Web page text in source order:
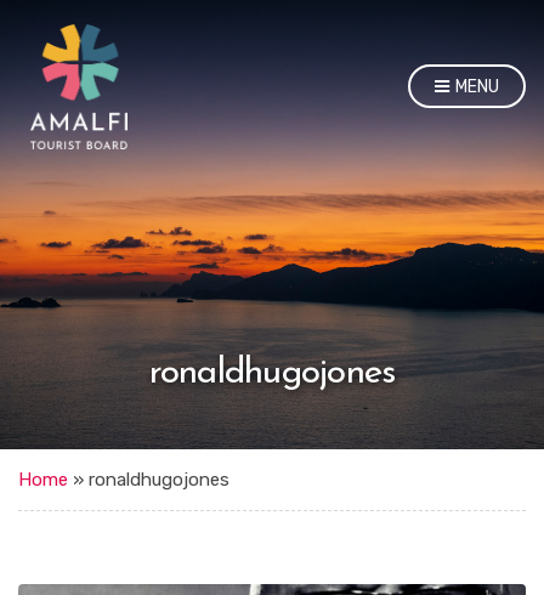
MENU
ronaldhugojones
Home » ronaldhugojones